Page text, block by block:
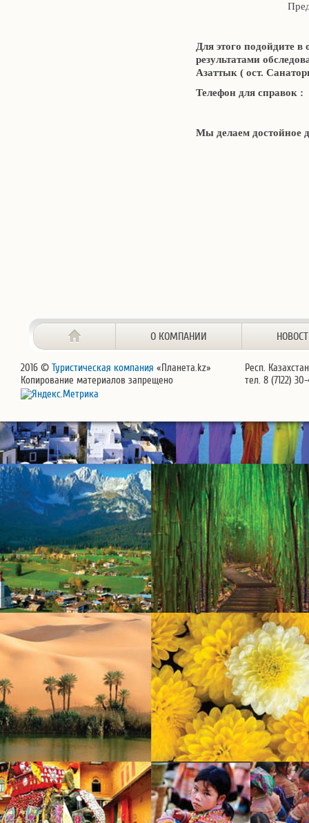
Для этого подойдите
результатами
Азаттык ( ост.
Телефон для справок :
Мы делаем достойное
О КОМПАНИИ
2016 © Туристическая компания «Планета.kz»
Копирование материалов запрещено
Респ.
тел. 8 (7122)